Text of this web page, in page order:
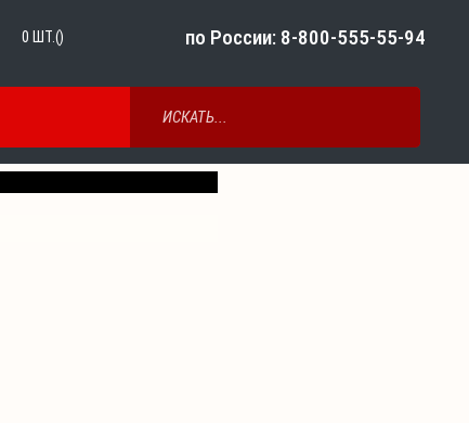
0 ШТ.() по России: 8-800-555-55-94
Next